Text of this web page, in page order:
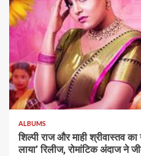
ALBUMS
शिल्पी राज और माही श्रीवास्तव का
लाया’ रिलीज, रोमांटिक अंदाज ने